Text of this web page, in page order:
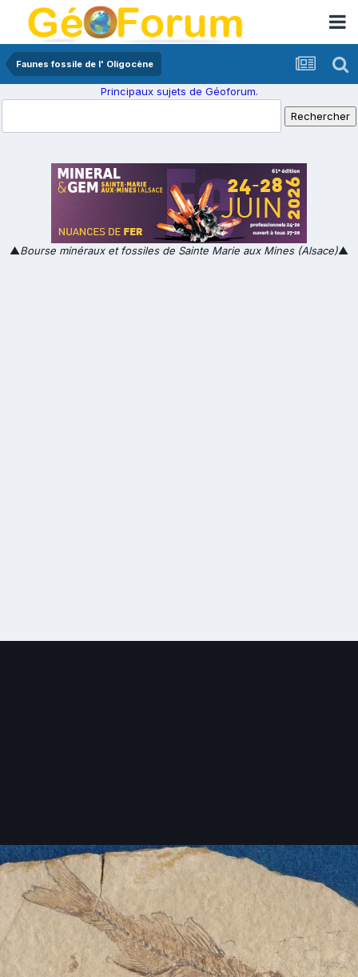
Faunes fossile de l' Oligocène
Principaux sujets de Géoforum.
▲Bourse minéraux et fossiles de Sainte Marie aux Mines (Alsace)▲